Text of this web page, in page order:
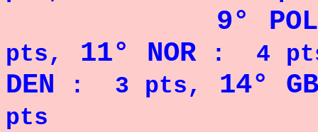
9° POL
pts,
11° NOR: 4
DEN : 3 pts, 14°
pts